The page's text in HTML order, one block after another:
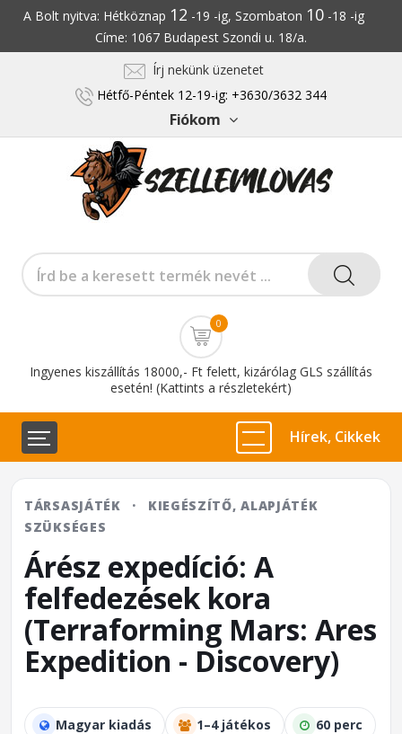
A Bolt nyitva: Hétköznap 12 -19 -ig, Szombaton 10-18 -ig
Címe: 1067 Budapest Szondi u. 18/a.
Írj nekünk üzenetet
Hétfő-Péntek 12-19-ig: +3630/3632 344
Fiókom
0
Ingyenes kiszállítás 18000,- Ft felett, kizárólag GLS szállítás
esetén! (Kattints a részletekért)
Hírek, Cikkek
TÁRSASJÁTÉK ·
KIEGÉSZÍTŐ, ALAPJÁTÉK
SZÜKSÉGES
Árész expedíció: A
felfedezések kora
(Terraforming Mars: Ares
Expedition - Discovery)
Magyar kiadás 1–4 játékos 60 perc